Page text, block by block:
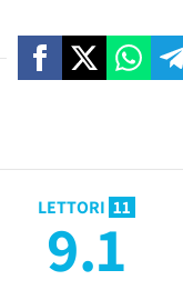
LETTORI 11
9.1